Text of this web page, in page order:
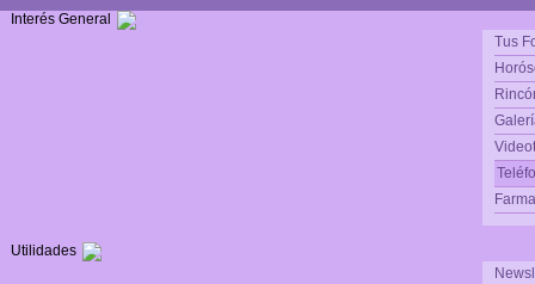
Interés General
Tus
Utilidades